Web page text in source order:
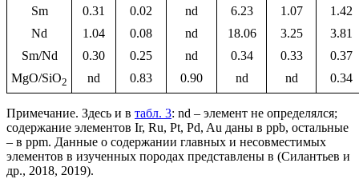
Sm
0.31 0.02 nd 6.23 1.07
1.42
Nd
1.04 0.08 nd 18.06 3.25
3.81
Sm/Nd
0.30 0.25 nd 0.34 0.33
0.37
MgO/SiO2 nd 0.83 0.90 nd nd 0.34
Примечание. Здесь и в табл. 3: nd – элемент не определялся;
содержание элементов Ir, Ru, Pt, Pd, Au даны в ppb, остальные
– в ppm. Данные о содержании главных и несовместимых
элементов в изученных породах представлены в (Силантьев и
др., 2018, 2019).